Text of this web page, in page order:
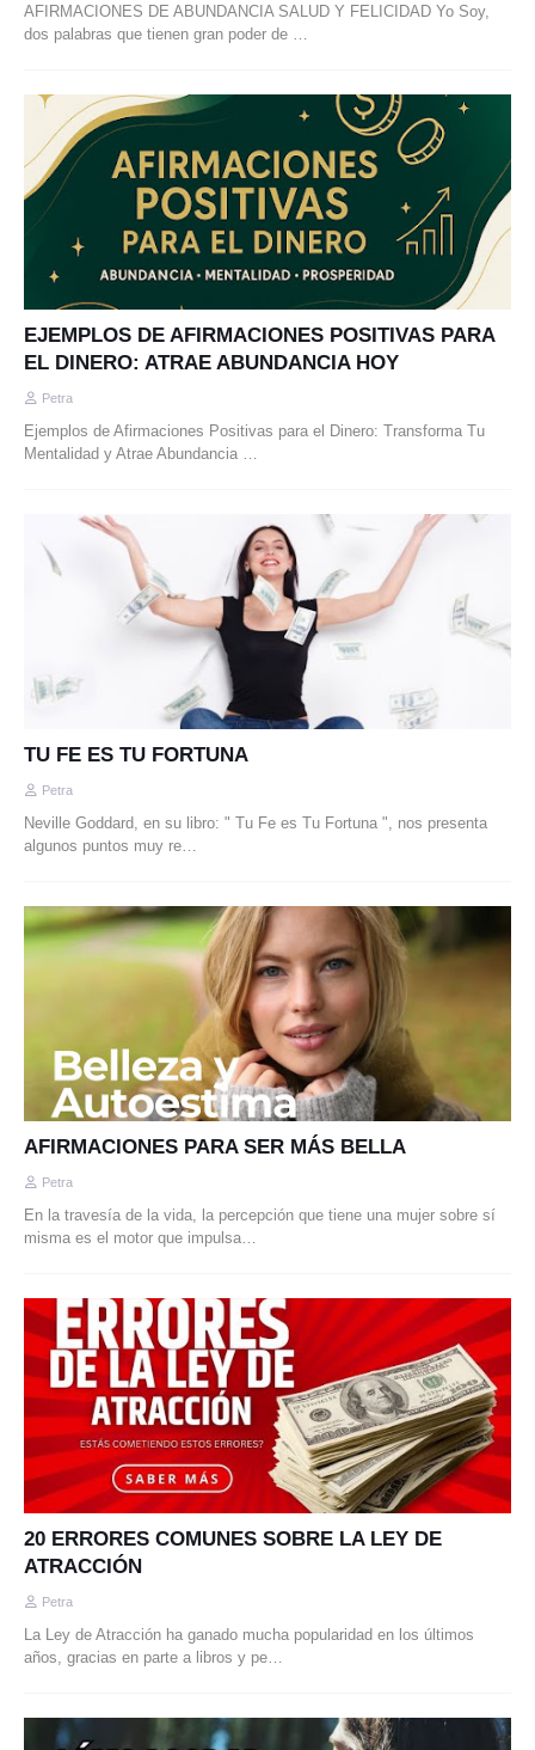
AFIRMACIONES DE ABUNDANCIA SALUD Y FELICIDAD Yo Soy,
dos palabras que tienen gran poder de …
EJEMPLOS DE AFIRMACIONES POSITIVAS PARA
EL DINERO: ATRAE ABUNDANCIA HOY
Petra
Ejemplos de Afirmaciones Positivas para el Dinero: Transforma Tu
Mentalidad y Atrae Abundancia …
TU FE ES TU FORTUNA
Petra
Neville Goddard, en su libro: " Tu Fe es Tu Fortuna ", nos presenta
algunos puntos muy re…
AFIRMACIONES PARA SER MÁS BELLA
Petra
En la travesía de la vida, la percepción que tiene una mujer sobre sí
misma es el motor que impulsa…
20 ERRORES COMUNES SOBRE LA LEY DE
ATRACCIÓN
Petra
La Ley de Atracción ha ganado mucha popularidad en los últimos
años, gracias en parte a libros y pe…